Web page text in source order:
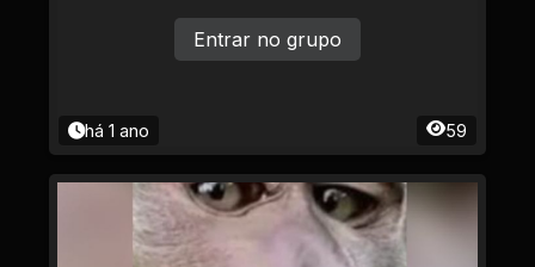
há 1 ano 59
Entrar no grupo